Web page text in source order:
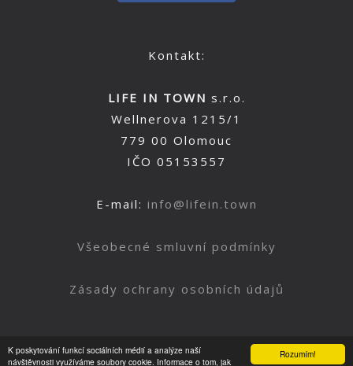
Rozumím!
K poskytování funkcí sociálních médií a analýze naší
návštěvnosti využíváme soubory cookie. Informace o tom, jak
Kontakt:
LIFE IN TOWN s.r.o.
Wellnerova 1215/1
779 00 Olomouc
IČO 05153557
E-mail: info@lifein.town
Všeobecné smluvní podmínky
Zásady ochrany osobních údajů